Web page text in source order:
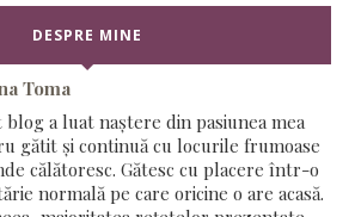
DESPRE MINE
Toma
blog a luat naștere din pasiunea mea
gătit și continuă cu locurile frumoase
călătoresc. Gătesc cu placere într-o
normală pe care oricine o are acasă.